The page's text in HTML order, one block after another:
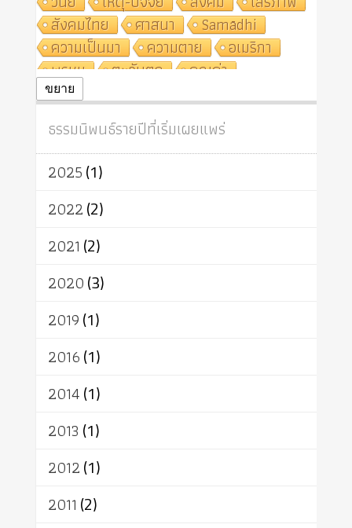
สังคมไทย
ศาสนา
Samādhi
ความเป็นมา
ความตาย
อเมริกา
พรหม
ตะวันตก
คุณค่า
ปฏิจจสมุปบาท
ศาสนาประจำชาติ
อินเดีย
ผู้บริโภค
ธรรมาธิปไตย
จักร
การแยกรัฐกับศาสนา
ธรรมชาติ
เทคโนโลยี
สิทธิ
พุทธบริษัท
อัตถะ
เทวดา
ขยาย
ธรรมนิพนธ์รายปีที่เริ่มเผยแพร่
2025(1)
2022(2)
2021 (2)
2020(3)
2019(1)
2016(1)
2014(1)
2013 (1)
2012(1)
2011 (2)